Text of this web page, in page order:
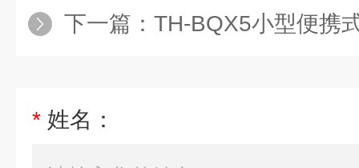
下一篇： TH-BQX5小型便携
* 姓名：